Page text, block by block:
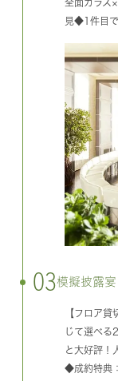
全面ガラス
見◆1件目
03模擬披露宴
【フロア
じて選べ
と大好評！
◆成約特典